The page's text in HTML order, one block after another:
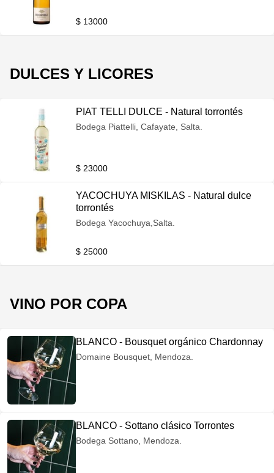
$ 13000
DULCES Y LICORES
PIAT TELLI DULCE - Natural torrontés
Bodega Piattelli, Cafayate, Salta.
$ 23000
YACOCHUYA MISKILAS - Natural dulce
torrontés
Bodega Yacochuya,Salta.
$ 25000
VINO POR COPA
BLANCO - Bousquet orgánico Chardonnay
Domaine Bousquet, Mendoza.
BLANCO - Sottano clásico Torrontes
Bodega Sottano, Mendoza.